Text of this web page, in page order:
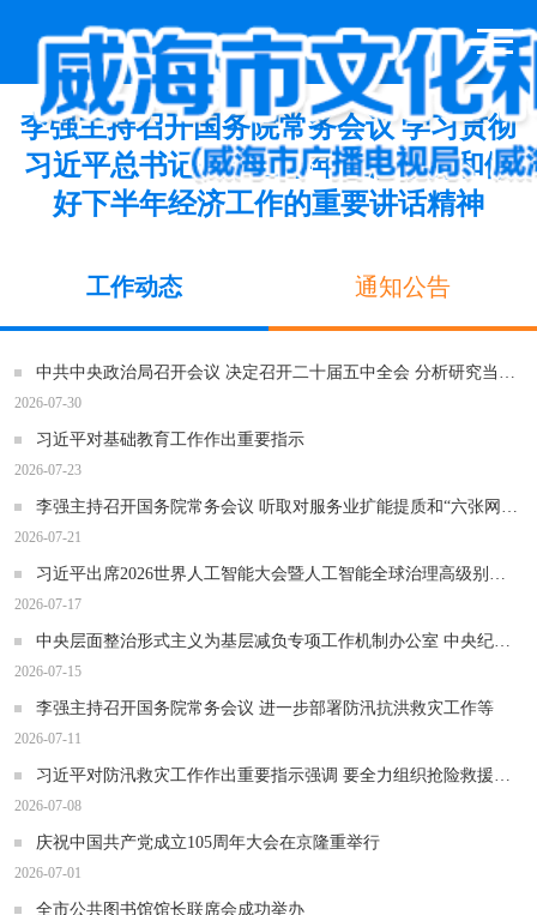
李强主持召开国务院常务会议 学习贯彻
习近平总书记关于上半年经济形势和做
好下半年经济工作的重要讲话精神
工作动态 通知公告
中共中央政治局召开会议 决定召开二十届五中全会 分析研究当前经济形势和经济工作 中共中央总书记习近平主持会议
2026-07-30
习近平对基础教育工作作出重要指示
2026-07-23
李强主持召开国务院常务会议 听取对服务业扩能提质和“六张网”规划建设督查情况汇报等
2026-07-21
习近平出席2026世界人工智能大会暨人工智能全球治理高级别会议开幕式并发表主旨讲话
2026-07-17
中央层面整治形式主义为基层减负专项工作机制办公室 中央纪委办公厅公开通报3起整治形式主义为基层减负典型问题
2026-07-15
李强主持召开国务院常务会议 进一步部署防汛抗洪救灾工作等
2026-07-11
习近平对防汛救灾工作作出重要指示强调 要全力组织抢险救援、伤员救治、群众安置 扎实做好防灾救灾各项工作 确保人民群众生命财产安全
2026-07-08
庆祝中国共产党成立105周年大会在京隆重举行
2026-07-01
全市公共图书馆馆长联席会成功举办